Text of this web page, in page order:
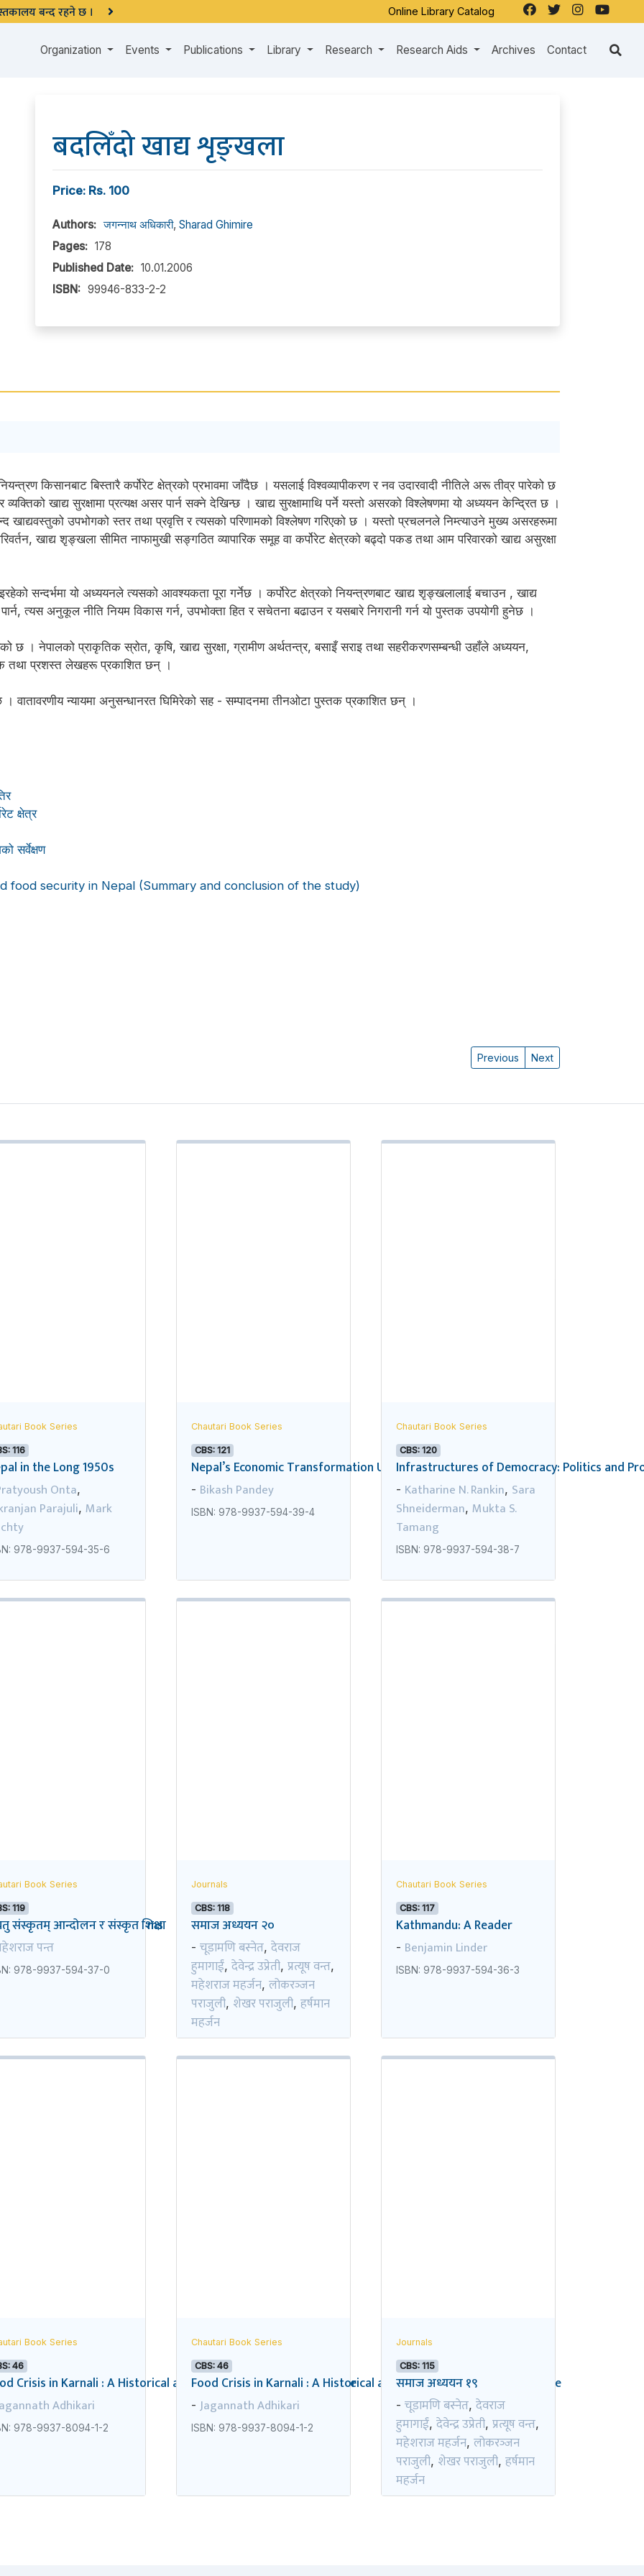
बन्द रहने छ । Online Library Catalog
Organization Events Publications Library Research Research Aids Archives Contact
बदलिँदो खाद्य शृङ्खला
Price: Rs. 100
Authors: जगन्नाथ अधिकारी, Sharad Ghimire
Pages: 178
Published Date: 10.01.2006
ISBN: 99946-833-2-2
किसानबाट बिस्तारै कर्पोरेट क्षेत्रको प्रभावमा जाँदैछ । यसलाई विश्वव्यापीकरण र नव उदारवादी नीतिले अरू तीव्र पारेको छ
व्यक्तिको खाद्य सुरक्षामा प्रत्यक्ष असर पार्न सक्ने देखिन्छ । खाद्य सुरक्षामाथि पर्ने यस्तो असरको विश्लेषणमा यो अध्ययन केन्द्रित छ ।
खाद्यवस्तुको उपभोगको स्तर तथा प्रवृत्ति र त्यसको परिणामको विश्लेषण गरिएको छ । यस्तो प्रचलनले निम्त्याउने मुख्य असरहरूमा
खाद्य शृङ्खला सीमित नाफामुखी सङ्गठित व्यापारिक समूह वा कर्पोरेट क्षेत्रको बढ्दो पकड तथा आम परिवारको खाद्य असुरक्षा
सन्दर्भमा यो अध्ययनले त्यसको आवश्यकता पूरा गर्नेछ । कर्पोरेट क्षेत्रको नियन्त्रणबाट खाद्य शृङ्खलालाई बचाउन , खाद्य
पार्न, त्यस अनुकूल नीति नियम विकास गर्न, उपभोक्ता हित र सचेतना बढाउन र यसबारे निगरानी गर्न यो पुस्तक उपयोगी हुनेछ ।
छ । नेपालको प्राकृतिक स्रोत, कृषि, खाद्य सुरक्षा, ग्रामीण अर्थतन्त्र, बसाइँ सराइ तथा सहरीकरणसम्बन्धी उहाँले अध्ययन,
तथा प्रशस्त लेखहरू प्रकाशित छन् ।
। वातावरणीय न्यायमा अनुसन्धानरत घिमिरेको सह - सम्पादनमा तीनओटा पुस्तक प्रकाशित छन् ।
क्षेत्र
सर्वेक्षण
food security in Nepal (Summary and conclusion of the study)
Previous Next
Book Series
116
in the Long 1950s
Onta,
Parajuli, Mark
978-9937-594-35-6
Chautari Book Series
CBS: 121
Nepal’s Economic Transformation Using Its Surplus Electricity
- Bikash Pandey
ISBN: 978-9937-594-39-4
Chautari Book Series
CBS: 120
Infrastructures of Democracy: Politics and
- Katharine N. Rankin, Sara
Shneiderman, Mukta S.
Tamang
ISBN: 978-9937-594-38-7
of Governance & Reforms
Book Series
119
संस्कृतम्‌‌ आन्दोलन र संस्कृत शिक्षा
पन्त
978-9937-594-37-0
Journals
CBS: 118
समाज अध्ययन २०
- चूडामणि बस्नेत, देवराज
हुमागाईं, देवेन्द्र उप्रेती, प्रत्यूष वन्त,
महेशराज महर्जन, लोकरञ्‍जन
पराजुली, शेखर पराजुली, हर्षमान
महर्जन
Chautari Book Series
CBS: 117
Kathmandu: A Reader
- Benjamin Linder
ISBN: 978-9937-594-36-3
Book Series
46
Crisis in Karnali : A Historical and Politico-economic Perspective
Adhikari
978-9937-8094-1-2
Chautari Book Series
CBS: 46
Food Crisis in Karnali : A Historical and Politico-economic Perspective
- Jagannath Adhikari
ISBN: 978-9937-8094-1-2
Journals
CBS: 115
समाज अध्ययन १९
- चूडामणि बस्नेत, देवराज
हुमागाईं, देवेन्द्र उप्रेती, प्रत्यूष वन्त,
महेशराज महर्जन, लोकरञ्‍जन
पराजुली, शेखर पराजुली, हर्षमान
महर्जन